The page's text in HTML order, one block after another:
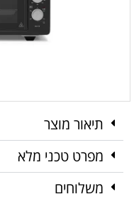
תיאור מוצר
מפרט טכני מלא
משלוחים